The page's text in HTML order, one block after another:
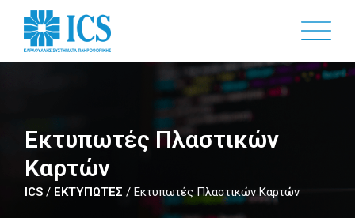
Skip
main
Εκτυπωτές Πλαστικών
Καρτών
ICS / ΕΚΤΥΠΩΤΕΣ /Εκτυπωτές Πλαστικών Καρτών